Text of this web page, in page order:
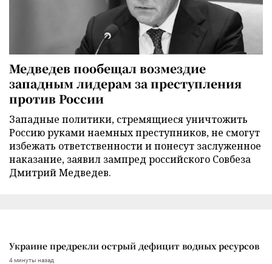
Медведев пообещал возмездие
западным лидерам за преступления
против России
Западные политики, стремящиеся уничтожить
Россию руками наемных преступников, не смогут
избежать ответственности и понесут заслуженное
наказание, заявил зампред российского Совбеза
Дмитрий Медведев.
Украине предрекли острый дефицит водных ресурсов
4 минуты назад